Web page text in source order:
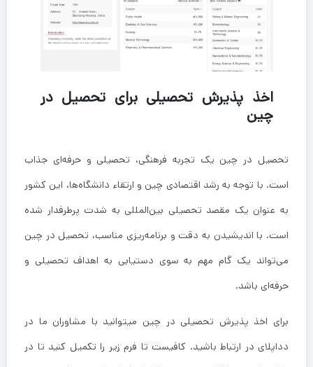
اخذ پذیرش تحصیلی برای تحصیل در
چین
تحصیل در چین یک تجربه فرهنگی، تحصیلی و حرفه‌ای جذاب
است. با توجه به رشد اقتصادی چین و ارتقاء دانشگاه‌ها، این کشور
به عنوان یک مقصد تحصیلی بین‌المللی به شدت پرطرفدار شده
است. با اندیشیدن به دقت و برنامه‌ریزی مناسب، تحصیل در چین
می‌تواند یک گام مهم به سوی دستیابی به اهداف تحصیلی و
حرفه‌ای باشد.
برای اخذ پذیرش تحصیلی در چین میتوانید با مشاوران ما در
دداپلای در ارتباط باشید. کافیست تا فرم زیر را تکمیل کنید تا در